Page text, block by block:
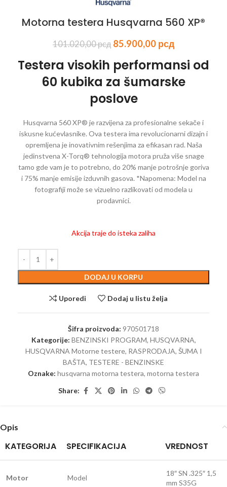
Motorna testera Husqvarna 560 XP®
101.020,00рсд 85.900,00 рсд
Testera visokih performansi od
60 kubika za šumarske
poslove
Husqvarna 560 XP® je razvijena za profesionalne sekače i
iskusne kućevlasnike. Ova testera ima revolucionarni dizajn i
opremljena je inovativnim rešenjima za efikasan rad. Naša
jedinstvena X-Torq® tehnologija motora pruža više snage
tamo gde vam je to potrebno, do 20% manje potrošnje goriva
i 75% manje emisije izduvnih gasova. *Napomena: Model na
fotografiji može se vizuelno razlikovati od modela u
prodavnici.
Akcija traje do isteka zaliha
DODAJ U KORPU
Uporedi Dodaj u listu želja
Šifra proizvoda: 970501718
Kategorije: BENZINSKI PROGRAM, HUSQVARNA,
HUSQVARNA Motorne testere, RASPRODAJA, ŠUMA I
BAŠTA, TESTERE - BENZINSKE
Oznake: husqvarna motorna testera, motorna testera
Share:
Opis
KATEGORIJA SPECIFIKACIJA VREDNOST
Motor Model
18″ SN .325″ 1,5
mm S35G